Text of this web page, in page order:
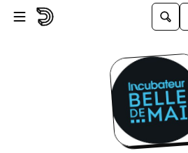
Passer au contenu principal